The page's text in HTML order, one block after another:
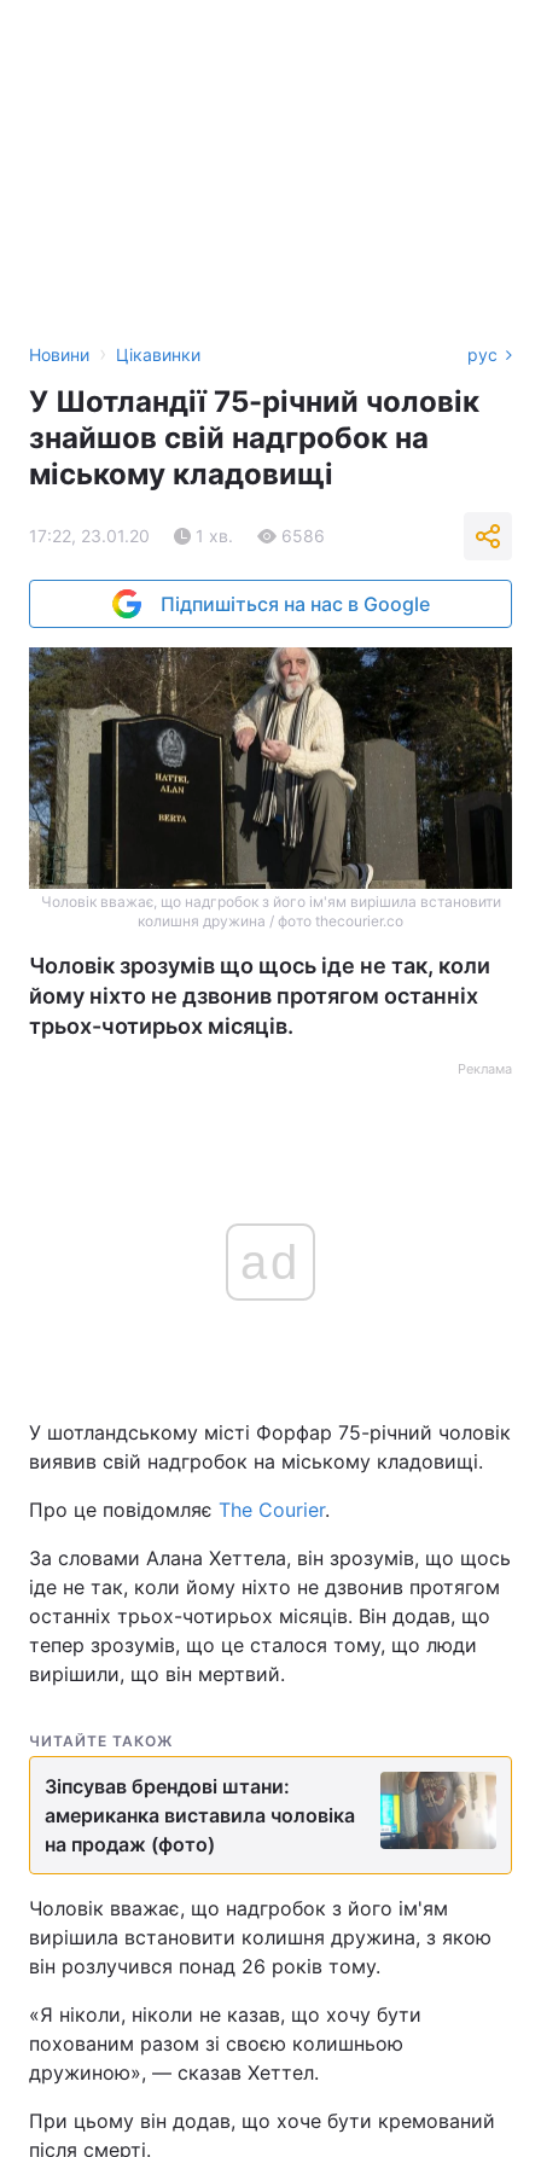
Новини › Цікавинки рус
У Шотландії 75-річний чоловік
знайшов свій надгробок на
міському кладовищі
17:22, 23.01.20 1 хв. 6586
Підпишіться на нас в Google
Чоловік вважає, що надгробок з його ім'ям вирішила встановити
колишня дружина / фото thecourier.co
Чоловік зрозумів що щось іде не так, коли
йому ніхто не дзвонив протягом останніх
трьох-чотирьох місяців.
Реклама
ad
У шотландському місті Форфар 75-річний чоловік
виявив свій надгробок на міському кладовищі.
Про це повідомляє The Courier.
За словами Алана Хеттела, він зрозумів, що щось
іде не так, коли йому ніхто не дзвонив протягом
останніх трьох-чотирьох місяців. Він додав, що
тепер зрозумів, що це сталося тому, що люди
вирішили, що він мертвий.
ЧИТАЙТЕ ТАКОЖ
Зіпсував брендові штани:
американка виставила чоловіка
на продаж (фото)
Чоловік вважає, що надгробок з його ім'ям
вирішила встановити колишня дружина, з якою
він розлучився понад 26 років тому.
«Я ніколи, ніколи не казав, що хочу бути
похованим разом зі своєю колишньою
дружиною», — сказав Хеттел.
При цьому він додав, що хоче бути кремований
після смерті.